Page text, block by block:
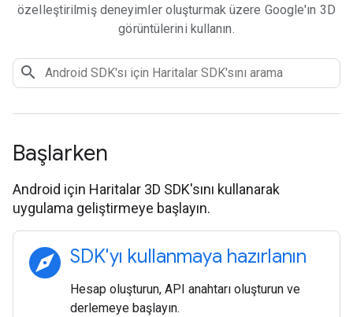
özelleştirilmiş deneyimler oluşturmak üzere Google'ın 3D
görüntülerini kullanın.
Başlarken
Android için Haritalar 3D SDK'sını kullanarak
uygulama geliştirmeye başlayın.
explore SDK'yı kullanmaya hazırlanın
Hesap oluşturun, API anahtarı oluşturun ve
derlemeye başlayın.